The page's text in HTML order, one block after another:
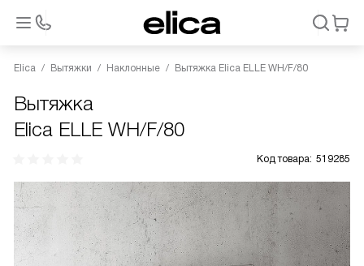
Elica Вытяжки Наклонные Вытяжка Elica ELLE WH/F/80
Вытяжка
Elica ELLE WH/F/80
Код товара: 519285